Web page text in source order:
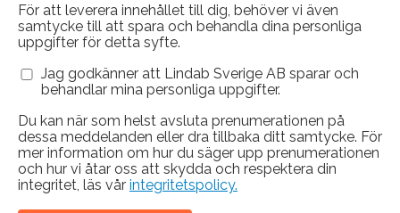
För att leverera innehållet till dig, behöver vi även
samtycke till att spara och behandla dina personliga
uppgifter för detta syfte.
Jag godkänner att Lindab Sverige AB sparar och
behandlar mina personliga uppgifter.
Du kan när som helst avsluta prenumerationen på
dessa meddelanden eller dra tillbaka ditt samtycke. För
mer information om hur du säger upp prenumerationen
och hur vi åtar oss att skydda och respektera din
integritet, läs vår integritetspolicy.